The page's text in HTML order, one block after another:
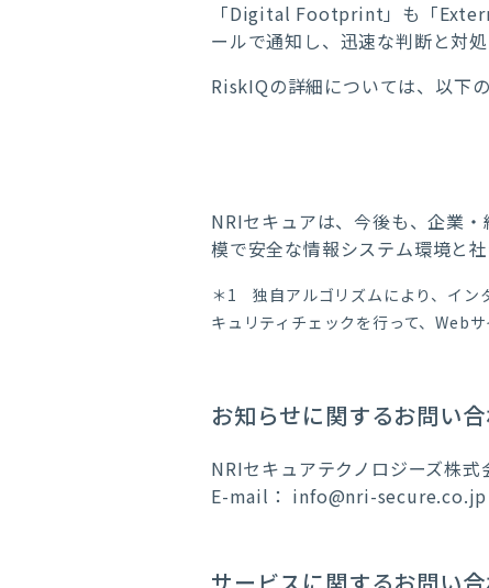
「Digital Footprint」も「
ールで通知し、迅速な判断と対処
RiskIQの詳細については、以下
NRIセキュアは、今後も、企業
模で安全な情報システム環境と
＊1 独自アルゴリズムにより、イン
キュリティチェックを行って、Web
お知らせに関するお問い
NRIセキュアテクノロジーズ株
E-mail： info@nri-secure.co.jp